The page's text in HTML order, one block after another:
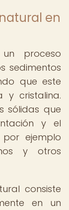
en
proceso
sedimentos
que este
y cristalina.
sólidas que
y el
por ejemplo
y otros
consiste
en un